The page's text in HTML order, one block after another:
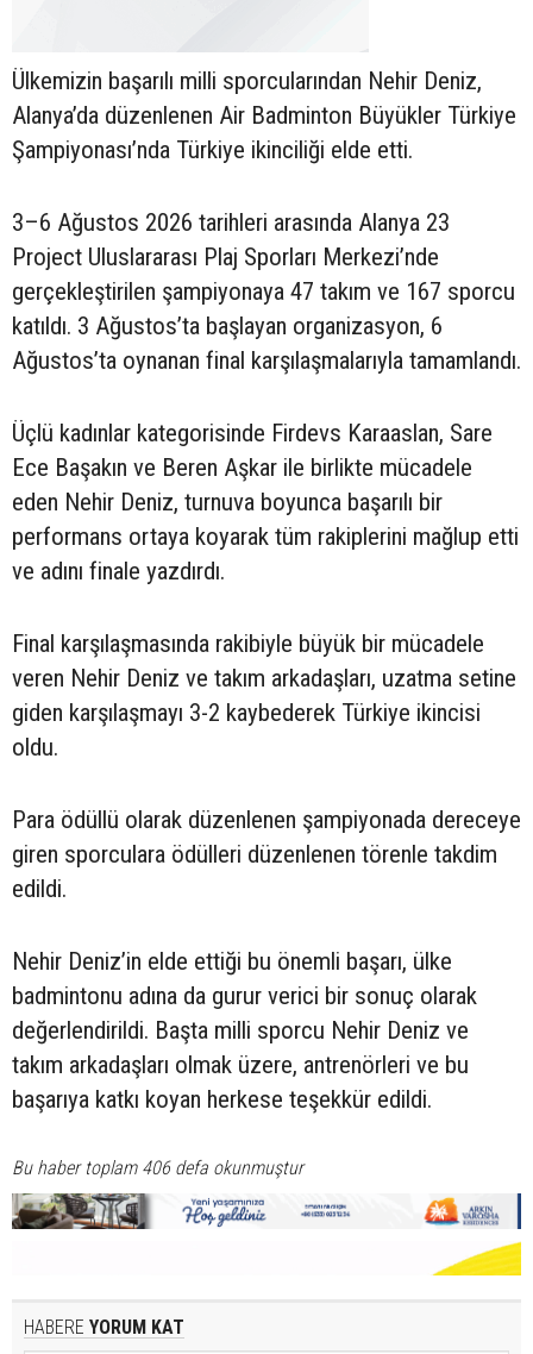
Ülkemizin başarılı milli sporcularından Nehir Deniz,
Alanya’da düzenlenen Air Badminton Büyükler Türkiye
Şampiyonası’nda Türkiye ikinciliği elde etti.
3–6 Ağustos 2026 tarihleri arasında Alanya 23
Project Uluslararası Plaj Sporları Merkezi’nde
gerçekleştirilen şampiyonaya 47 takım ve 167 sporcu
katıldı. 3 Ağustos’ta başlayan organizasyon, 6
Ağustos’ta oynanan final karşılaşmalarıyla tamamlandı.
Üçlü kadınlar kategorisinde Firdevs Karaaslan, Sare
Ece Başakın ve Beren Aşkar ile birlikte mücadele
eden Nehir Deniz, turnuva boyunca başarılı bir
performans ortaya koyarak tüm rakiplerini mağlup etti
ve adını finale yazdırdı.
Final karşılaşmasında rakibiyle büyük bir mücadele
veren Nehir Deniz ve takım arkadaşları, uzatma setine
giden karşılaşmayı 3-2 kaybederek Türkiye ikincisi
oldu.
Para ödüllü olarak düzenlenen şampiyonada dereceye
giren sporculara ödülleri düzenlenen törenle takdim
edildi.
Nehir Deniz’in elde ettiği bu önemli başarı, ülke
badmintonu adına da gurur verici bir sonuç olarak
değerlendirildi. Başta milli sporcu Nehir Deniz ve
takım arkadaşları olmak üzere, antrenörleri ve bu
başarıya katkı koyan herkese teşekkür edildi.
Bu haber toplam 406 defa okunmuştur
HABERE YORUM KAT